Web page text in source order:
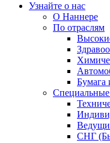
Узнайте о нас
О Наннере
По отраслям
Бумага
СНГ